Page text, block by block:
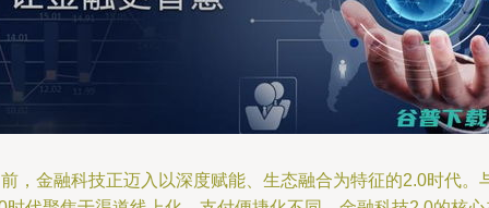
，金融科技正迈入以深度赋能、生态融合为特征的2.0时代。